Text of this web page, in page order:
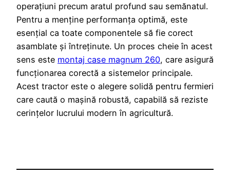
operațiuni precum aratul profund sau semănatul.
Pentru a menține performanța optimă, este
esențial ca toate componentele să fie corect
asamblate și întreținute. Un proces cheie în acest
sens este montaj case magnum 260, care asigură
funcționarea corectă a sistemelor principale.
Acest tractor este o alegere solidă pentru fermieri
care caută o mașină robustă, capabilă să reziste
cerințelor lucrului modern în agricultură.